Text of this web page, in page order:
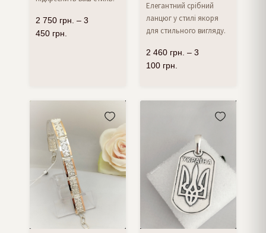
2 750 грн. – 3
450 грн.
Елегантний срібний
ланцюг у стилі якоря
для стильного вигляду.
2 460 грн. – 3
100 грн.